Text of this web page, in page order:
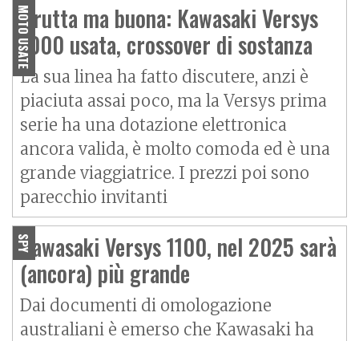
MOTO USATE
Brutta ma buona: Kawasaki Versys
1000 usata, crossover di sostanza
La sua linea ha fatto discutere, anzi è
piaciuta assai poco, ma la Versys prima
serie ha una dotazione elettronica
ancora valida, è molto comoda ed è una
grande viaggiatrice. I prezzi poi sono
parecchio invitanti
SPY
Kawasaki Versys 1100, nel 2025 sarà
(ancora) più grande
Dai documenti di omologazione
australiani è emerso che Kawasaki ha